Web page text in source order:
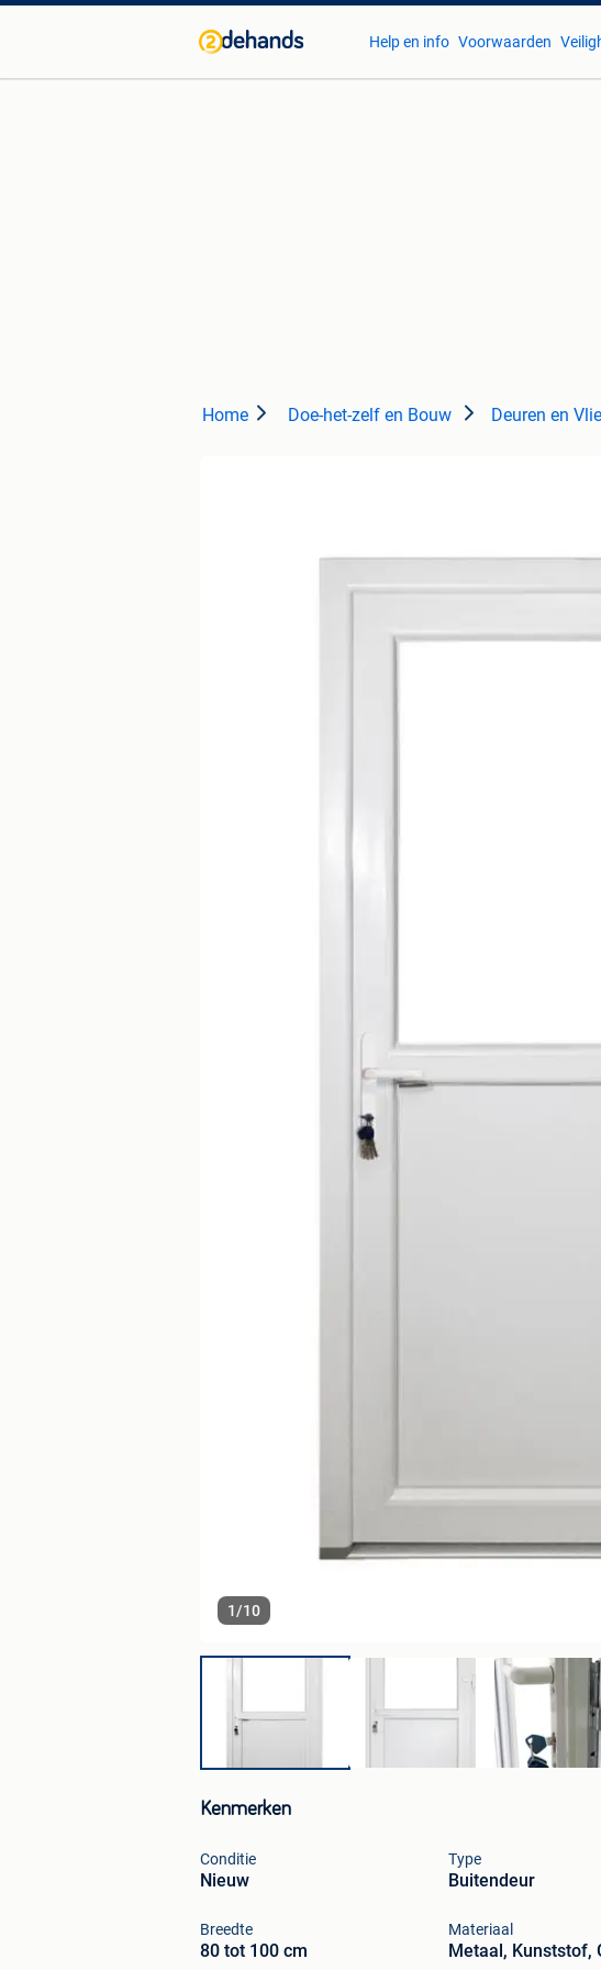
Help en info Voorwaarden
Home Doe-het-zelf en Bouw Deuren en
1/10
Kenmerken
Conditie
Nieuw
Type
Buitendeur
Breedte
80 tot 100 cm
Materiaal
Metaal, Kunststof,